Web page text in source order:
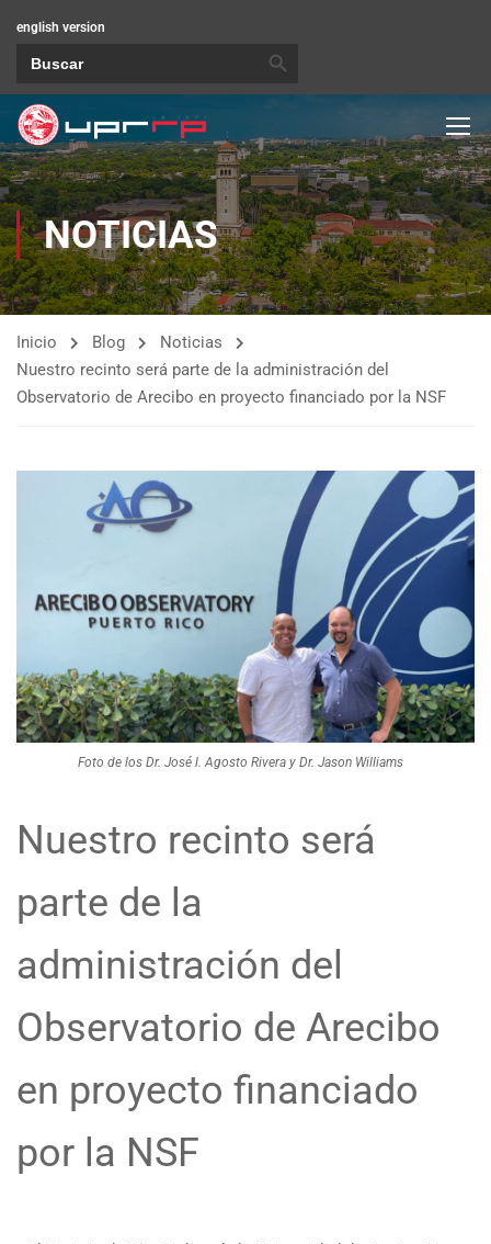
english version
NOTICIAS
Inicio Blog
Noticias
Nuestro recinto será parte de la administración del
Observatorio de Arecibo en proyecto financiado por la NSF
Foto de los Dr. José l. Agosto Rivera y Dr. Jason Williams
Nuestro recinto será
parte de la
administración del
Observatorio de Arecibo
en proyecto financiado
por la NSF